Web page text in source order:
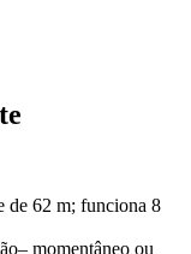
de 62 m; funciona 8
momentâneo ou